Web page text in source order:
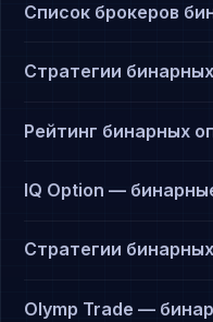
Список брокеров
Стратегии
Рейтинг бинарных
IQ Option —
Стратегии
Olymp Trade —